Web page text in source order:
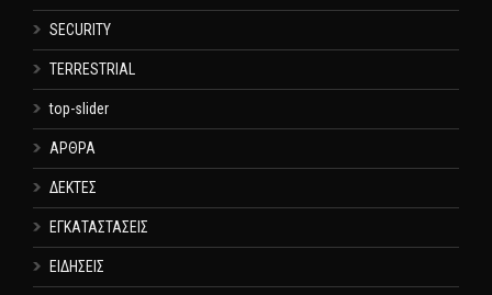
SECURITY
TERRESTRIAL
top-slider
ΑΡΘΡΑ
ΔΕΚΤΕΣ
ΕΓΚΑΤΑΣΤΑΣΕΙΣ
ΕΙΔΗΣΕΙΣ